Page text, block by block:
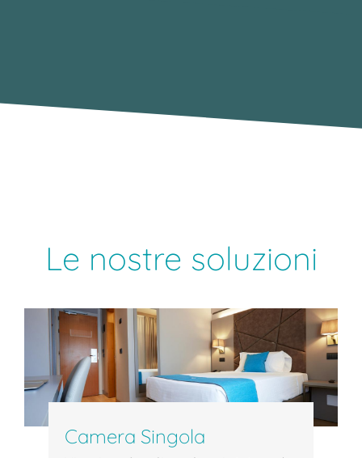
Le nostre soluzioni
Camera Singola